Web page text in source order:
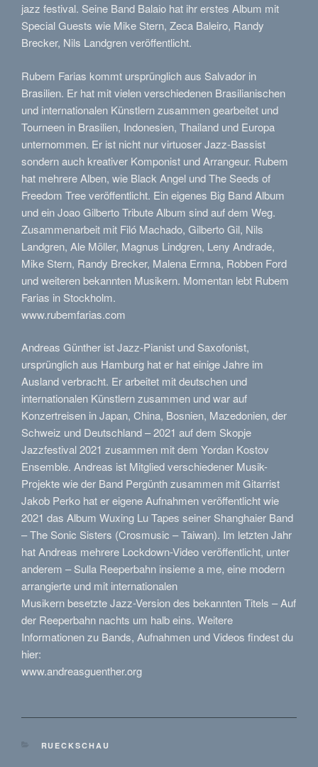
jazz festival. Seine Band Balaio hat ihr erstes Album mit
Special Guests wie Mike Stern, Zeca Baleiro, Randy
Brecker, Nils Landgren veröffentlicht.
Rubem Farias kommt ursprünglich aus Salvador in
Brasilien. Er hat mit vielen verschiedenen Brasilianischen
und internationalen Künstlern zusammen gearbeitet und
Tourneen in Brasilien, Indonesien, Thailand und Europa
unternommen. Er ist nicht nur virtuoser Jazz-Bassist
sondern auch kreativer Komponist und Arrangeur. Rubem
hat mehrere Alben, wie Black Angel und The Seeds of
Freedom Tree veröffentlicht. Ein eigenes Big Band Album
und ein Joao Gilberto Tribute Album sind auf dem Weg.
Zusammenarbeit mit Filó Machado, Gilberto Gil, Nils
Landgren, Ale Möller, Magnus Lindgren, Leny Andrade,
Mike Stern, Randy Brecker, Malena Ermna, Robben Ford
und weiteren bekannten Musikern. Momentan lebt Rubem
Farias in Stockholm.
www.rubemfarias.com
Andreas Günther ist Jazz-Pianist und Saxofonist,
ursprünglich aus Hamburg hat er hat einige Jahre im
Ausland verbracht. Er arbeitet mit deutschen und
internationalen Künstlern zusammen und war auf
Konzertreisen in Japan, China, Bosnien, Mazedonien, der
Schweiz und Deutschland – 2021 auf dem Skopje
Jazzfestival 2021 zusammen mit dem Yordan Kostov
Ensemble. Andreas ist Mitglied verschiedener Musik-
Projekte wie der Band Pergünth zusammen mit Gitarrist
Jakob Perko hat er eigene Aufnahmen veröffentlicht wie
2021 das Album Wuxing Lu Tapes seiner Shanghaier Band
– The Sonic Sisters (Crosmusic – Taiwan). Im letzten Jahr
hat Andreas mehrere Lockdown-Video veröffentlicht, unter
anderem – Sulla Reeperbahn insieme a me, eine modern
arrangierte und mit internationalen
Musikern besetzte Jazz-Version des bekannten Titels – Auf
der Reeperbahn nachts um halb eins. Weitere
Informationen zu Bands, Aufnahmen und Videos findest du
hier:
www.andreasguenther.org
KATEGORIEN
RUECKSCHAU